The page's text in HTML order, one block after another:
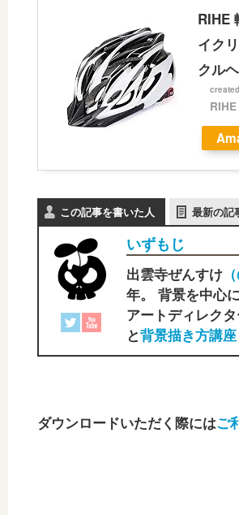
RIHE
イク
クル
RIHE
この記事を書いた人 最新の記
いずもじ
出雲寺ぜんすけ
年。 背景を中心
アートディレク
と背景描き方講
ダウンロードいただく際にはご